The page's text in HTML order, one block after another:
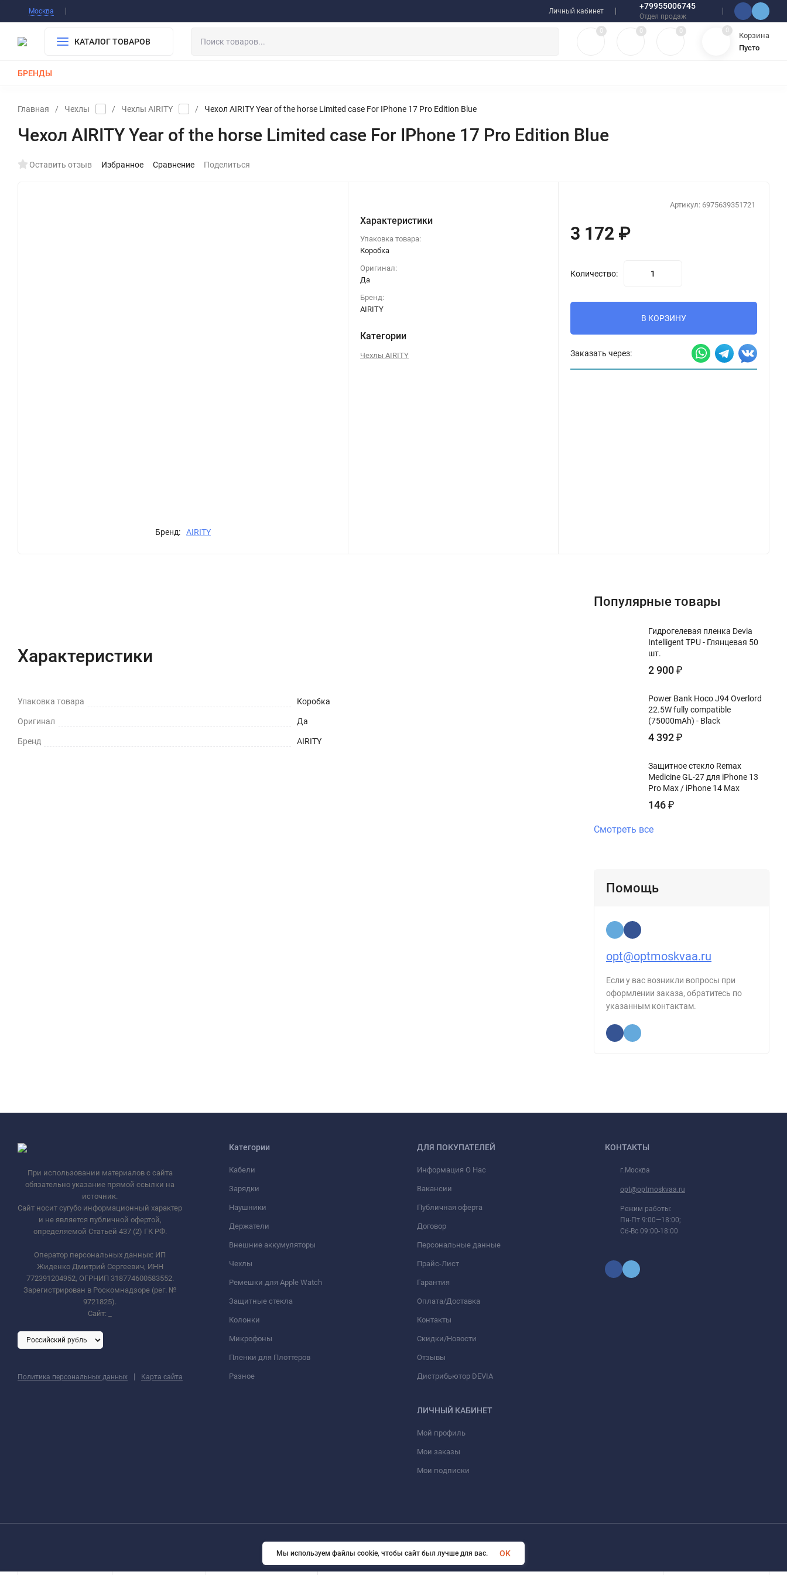
Москва Личный кабинет
+79955006745
Отдел продаж
КАТАЛОГ ТОВАРОВ
0 0 0 0
Корзина
Пусто
БРЕНДЫ
Главная / Чехлы / Чехлы AIRITY / Чехол AIRITY Year of the horse Limited case For IPhone 17 Pro Edition Blue
Чехол AIRITY Year of the horse Limited case For IPhone 17 Pro Edition Blue
Оставить отзыв Избранное Сравнение Поделиться
Бренд: AIRITY
Характеристики
Упаковка товара:
Коробка
Оригинал:
Да
Бренд:
AIRITY
Категории
Чехлы AIRITY
Артикул: 6975639351721
3 172 ₽
Количество:
В КОРЗИНУ
Заказать через:
Характеристики
Упаковка товара Коробка
Оригинал Да
Бренд AIRITY
Популярные товары
Гидрогелевая пленка Devia
Intelligent TPU - Глянцевая 50
шт.
2 900₽
Power Bank Hoco J94 Overlord
22.5W fully compatible
(75000mAh) - Black
4 392₽
Защитное стекло Remax
Medicine GL-27 для iPhone 13
Pro Max / iPhone 14 Max
146₽
Смотреть все
Помощь
opt@optmoskvaa.ru
Если у вас возникли вопросы при
оформлении заказа, обратитесь по
указанным контактам.
При использовании материалов с сайта
обязательно указание прямой ссылки на
источник.
Сайт носит сугубо информационный характер
и не является публичной офертой,
определяемой Статьей 437 (2) ГК РФ.
Оператор персональных данных: ИП
Жиденко Дмитрий Сергеевич, ИНН
772391204952, ОГРНИП 318774600583552.
Зарегистрирован в Роскомнадзоре (рег. №
9721825).
Сайт:
Политика персональных данных | Карта сайта
Категории
Кабели
Зарядки
Наушники
Держатели
Внешние аккумуляторы
Чехлы
Ремешки для Apple Watch
Защитные стекла
Колонки
Микрофоны
Пленки для Плоттеров
Разное
ДЛЯ ПОКУПАТЕЛЕЙ
Информация О Нас
Вакансии
Публичная оферта
Договор
Персональные данные
Прайс-Лист
Гарантия
Оплата/Доставка
Контакты
Скидки/Новости
Отзывы
Дистрибьютор DEVIA
ЛИЧНЫЙ КАБИНЕТ
Мой профиль
Мои заказы
Мои подписки
КОНТАКТЫ
г.Москва
opt@optmoskvaa.ru
Режим работы:
Пн-Пт 9:00—18:00;
Сб-Вс 09:00-18:00
Мы используем файлы cookie, чтобы сайт был лучше для вас.
OK